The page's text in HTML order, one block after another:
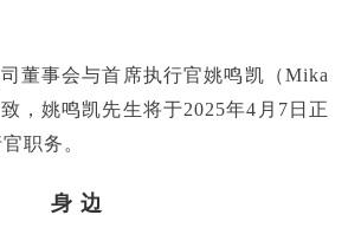
董事会与首席执行官姚鸣凯（Mika
，姚鸣凯先生将于2025年4月7日正
职务。
身 边